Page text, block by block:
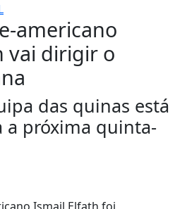
americano
vai dirigir o
das quinas está
a próxima quinta-